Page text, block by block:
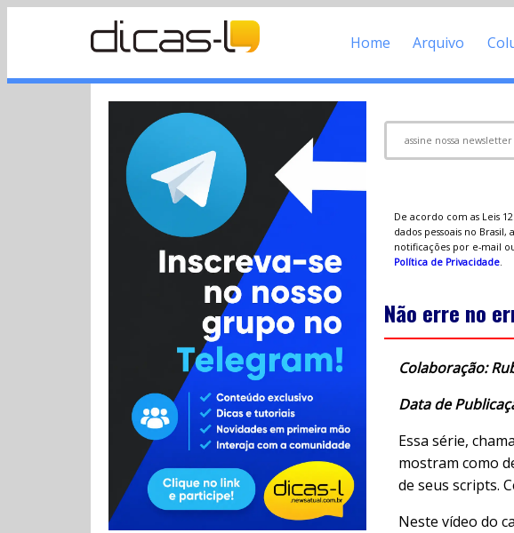
Home Arquivo
De acordo com as Leis
dados pessoais no
notificações por e-mail
Política de Privacidade.
Não erre no
Colaboração:
Data de
Essa série,
mostram como
de seus scripts.
Neste vídeo do